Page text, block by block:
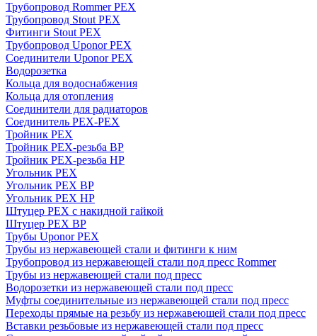
Трубопровод Rommer PEX
Трубопровод Stout PEX
Фитинги Stout PEX
Трубопровод Uponor PEX
Соединители Uponor PEX
Водорозетка
Кольца для водоснабжения
Кольца для отопления
Соединители для радиаторов
Соединитель PEX-PEX
Тройник PEX
Тройник PEX-резьба ВР
Тройник PEX-резьба НР
Угольник PEX
Угольник PEX ВР
Угольник PEX НР
Штуцер PEX c накидной гайкой
Штуцер PEX ВР
Трубы Uponor PEX
Трубы из нержавеющей стали и фитинги к ним
Трубопровод из нержавеющей стали под пресс Rommer
Трубы из нержавеющей стали под пресс
Водорозетки из нержавеющей стали под пресс
Муфты соединительные из нержавеющей стали под пресс
Переходы прямые на резьбу из нержавеющей стали под пресс
Вставки резьбовые из нержавеющей стали под пресс